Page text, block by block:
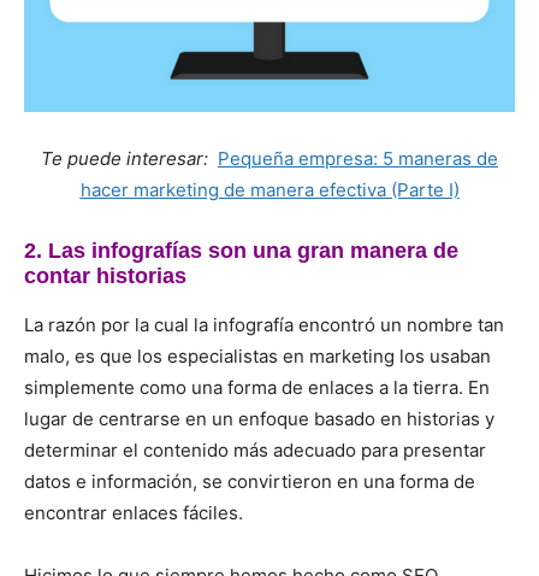
Te puede interesar: Pequeña empresa: 5 maneras de
hacer marketing de manera efectiva (Parte I)
2. Las infografías son una gran manera de
contar historias
La razón por la cual la infografía encontró un nombre tan
malo, es que los especialistas en marketing los usaban
simplemente como una forma de enlaces a la tierra. En
lugar de centrarse en un enfoque basado en historias y
determinar el contenido más adecuado para presentar
datos e información, se convirtieron en una forma de
encontrar enlaces fáciles.